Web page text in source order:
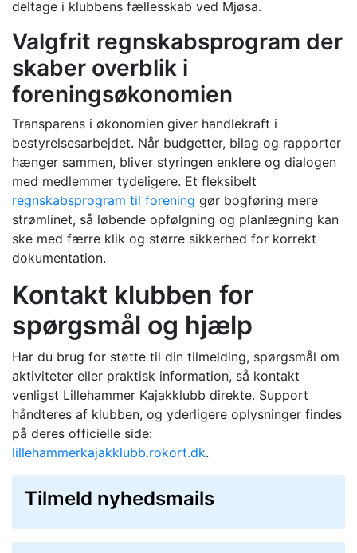
deltage i klubbens fællesskab ved Mjøsa.
Valgfrit regnskabsprogram der
skaber overblik i
foreningsøkonomien
Transparens i økonomien giver handlekraft i
bestyrelsesarbejdet. Når budgetter, bilag og rapporter
hænger sammen, bliver styringen enklere og dialogen
med medlemmer tydeligere. Et fleksibelt
regnskabsprogram til forening gør bogføring mere
strømlinet, så løbende opfølgning og planlægning kan
ske med færre klik og større sikkerhed for korrekt
dokumentation.
Kontakt klubben for
spørgsmål og hjælp
Har du brug for støtte til din tilmelding, spørgsmål om
aktiviteter eller praktisk information, så kontakt
venligst Lillehammer Kajakklubb direkte. Support
håndteres af klubben, og yderligere oplysninger findes
på deres officielle side:
lillehammerkajakklubb.rokort.dk.
Tilmeld nyhedsmails